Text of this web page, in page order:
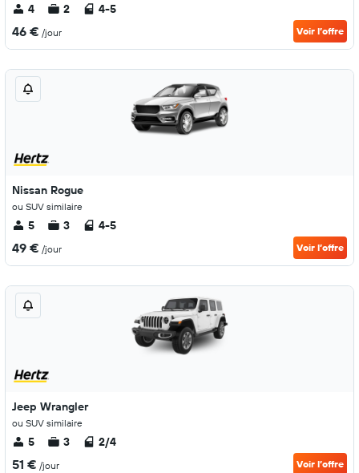
4 2 4-5
46 € /jour Voir l’offre
Nissan Rogue
ou SUV similaire
5 3 4-5
49 € /jour Voir l’offre
Jeep Wrangler
ou SUV similaire
5 3 2/4
51 € /jour Voir l’offre